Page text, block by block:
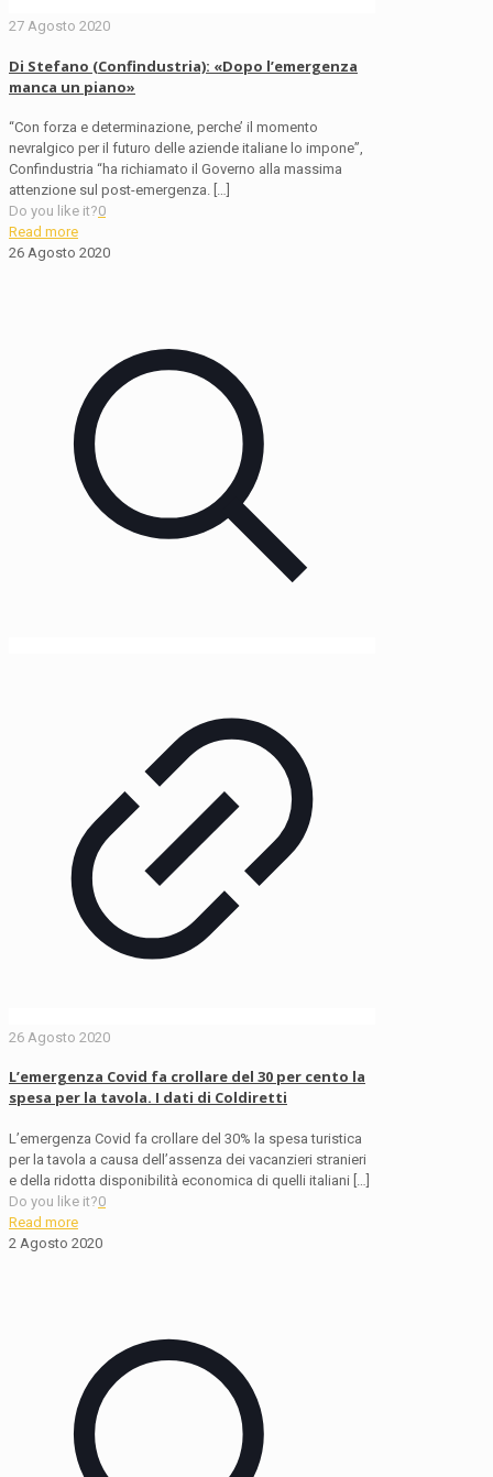
27 Agosto 2020
Di Stefano (Confindustria): «Dopo l’emergenza
manca un piano»
“Con forza e determinazione, perche’ il momento
nevralgico per il futuro delle aziende italiane lo impone”,
Confindustria “ha richiamato il Governo alla massima
attenzione sul post-emergenza.
Do you like it?0
Read more
26 Agosto 2020
26 Agosto 2020
L’emergenza Covid fa crollare del 30 per cento la
spesa per la tavola. I dati di Coldiretti
L’emergenza Covid fa crollare del 30% la spesa turistica
per la tavola a causa dell’assenza dei vacanzieri stranieri
e della ridotta disponibilità economica di quelli italiani […]
Do you like it?0
Read more
2 Agosto 2020